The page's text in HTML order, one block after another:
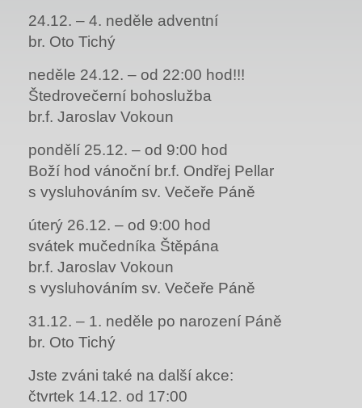
24.12. – 4. neděle adventní
br. Oto Tichý
neděle 24.12. – od 22:00 hod!!!
Štedrovečerní bohoslužba
br.f. Jaroslav Vokoun
pondělí 25.12. – od 9:00 hod
Boží hod vánoční br.f. Ondřej Pellar
s vysluhováním sv. Večeře Páně
úterý 26.12. – od 9:00 hod
svátek mučedníka Štěpána
br.f. Jaroslav Vokoun
s vysluhováním sv. Večeře Páně
31.12. – 1. neděle po narození Páně
br. Oto Tichý
Jste zváni také na další akce:
čtvrtek 14.12. od 17:00